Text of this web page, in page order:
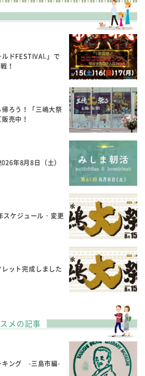
ドFESTIVAL」で
！
ろう！「三嶋大祭
売中！
年8月8日（土）
スケジュール・変更
ット完成しました
メの記事
ング -三島市編-